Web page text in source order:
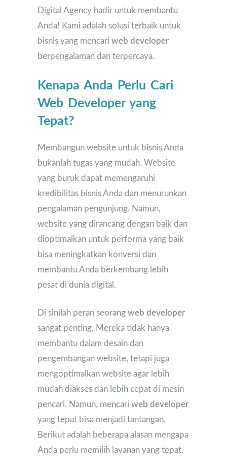
Digital Agency hadir untuk membantu
Anda! Kami adalah solusi terbaik untuk
bisnis yang mencari web developer
berpengalaman dan terpercaya.
Kenapa Anda Perlu Cari
Web Developer yang
Tepat?
Membangun website untuk bisnis Anda
bukanlah tugas yang mudah. Website
yang buruk dapat memengaruhi
kredibilitas bisnis Anda dan menurunkan
pengalaman pengunjung. Namun,
website yang dirancang dengan baik dan
dioptimalkan untuk performa yang baik
bisa meningkatkan konversi dan
membantu Anda berkembang lebih
pesat di dunia digital.
Di sinilah peran seorang web developer
sangat penting. Mereka tidak hanya
membantu dalam desain dan
pengembangan website, tetapi juga
mengoptimalkan website agar lebih
mudah diakses dan lebih cepat di mesin
pencari. Namun, mencari web developer
yang tepat bisa menjadi tantangan.
Berikut adalah beberapa alasan mengapa
Anda perlu memilih layanan yang tepat.